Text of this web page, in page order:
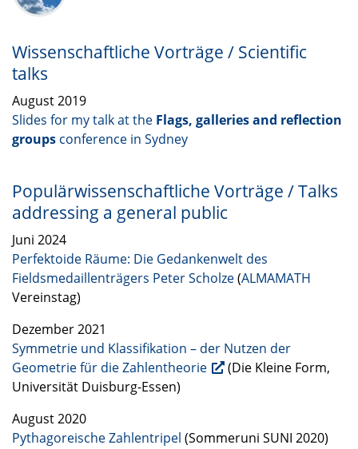
Wissenschaftliche Vorträge / Scientific
talks
August 2019
Slides for my talk at the Flags, galleries and reflection
groups conference in Sydney
Populärwissenschaftliche Vorträge / Talks
addressing a general public
Juni 2024
Perfektoide Räume: Die Gedankenwelt des
Fieldsmedaillenträgers Peter Scholze(ALMAMATH
Vereinstag)
Dezember 2021
Symmetrie und Klassifikation – der Nutzen der
Geometrie für die Zahlentheorie
(Die Kleine Form,
Universität Duisburg-Essen)
August 2020
Pythagoreische Zahlentripel (Sommeruni SUNI 2020)